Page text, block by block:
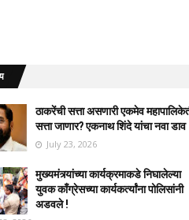
ठाकरेंची सत्ता असणारी एकमेव
सत्ता जाणार? एकनाथ शिंदे यांचा नवा डाव
July 23, 2026
मुख्यमंत्र्यांच्या कार्यक्रमाकडे निघालेल्या
युवक काँग्रेसच्या कार्यकर्त्यांना पोलिसांनी
अडवले !